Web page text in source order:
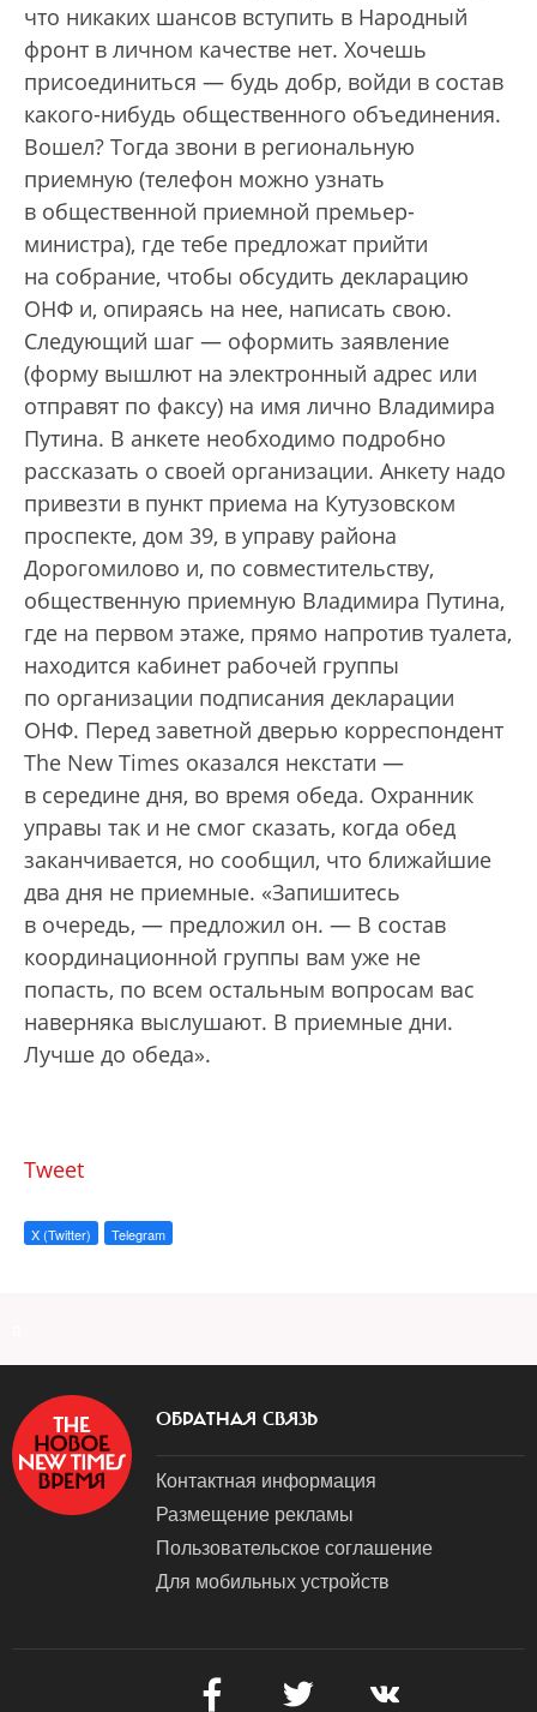
что никаких шансов вступить в Народный
фронт в личном качестве нет. Хочешь
присоединиться — будь добр, войди в состав
какого-нибудь общественного объединения.
Вошел? Тогда звони в региональную
приемную (телефон можно узнать
в общественной приемной премьер-
министра), где тебе предложат прийти
на собрание, чтобы обсудить декларацию
ОНФ и, опираясь на нее, написать свою.
Следующий шаг — оформить заявление
(форму вышлют на электронный адрес или
отправят по факсу) на имя лично Владимира
Путина. В анкете необходимо подробно
рассказать о своей организации. Анкету надо
привезти в пункт приема на Кутузовском
проспекте, дом 39, в управу района
Дорогомилово и, по совместительству,
общественную приемную Владимира Путина,
где на первом этаже, прямо напротив туалета,
находится кабинет рабочей группы
по организации подписания декларации
ОНФ. Перед заветной дверью корреспондент
The New Times оказался некстати —
в середине дня, во время обеда. Охранник
управы так и не смог сказать, когда обед
заканчивается, но сообщил, что ближайшие
два дня не приемные. «Запишитесь
в очередь, — предложил он. — В состав
координационной группы вам уже не
попасть, по всем остальным вопросам вас
наверняка выслушают. В приемные дни.
Лучше до обеда».
Tweet
X (Twitter) Telegram
ОБРАТНАЯ СВЯЗЬ
Контактная информация
Размещение рекламы
Пользовательское соглашение
Для мобильных устройств